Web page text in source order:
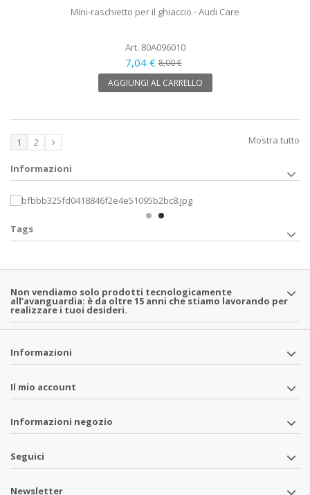
Mini-raschietto per il ghiaccio - Audi Care
Art. 80A096010
7,04 €8,00 €
AGGIUNGI AL CARRELLO
Mostra tutto
1 2
Informazioni
Tags
Non vendiamo solo prodotti tecnologicamente
all’avanguardia: è da oltre 15 anni che stiamo lavorando per
realizzare i tuoi desideri.
Informazioni
Il mio account
Informazioni negozio
Seguici
Newsletter